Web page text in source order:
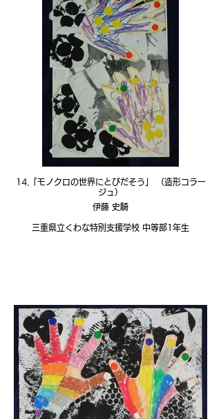
14.「モノクロの世界にとびだそう」 （造形コラー
ジュ）
伊藤 史騎
三重県立くわな特別支援学校 中等部1年生